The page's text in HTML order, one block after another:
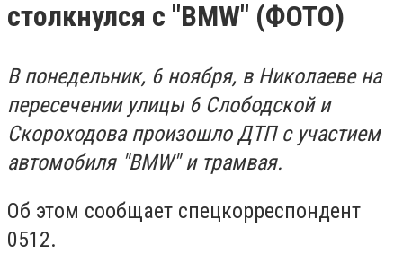
столкнулся с "BMW" (ФОТО)
В понедельник, 6 ноября, в Николаеве на
пересечении улицы 6 Слободской и
Скороходова произошло ДТП с участием
автомобиля "BMW" и трамвая.
Об этом сообщает спецкорреспондент
0512.